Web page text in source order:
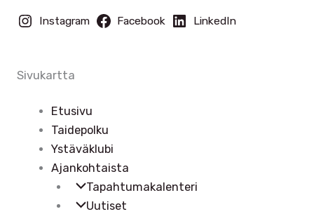
Instagram Facebook LinkedIn
Sivukartta
Etusivu
Taidepolku
Ystäväklubi
Ajankohtaista
Tapahtumakalenteri
Uutiset